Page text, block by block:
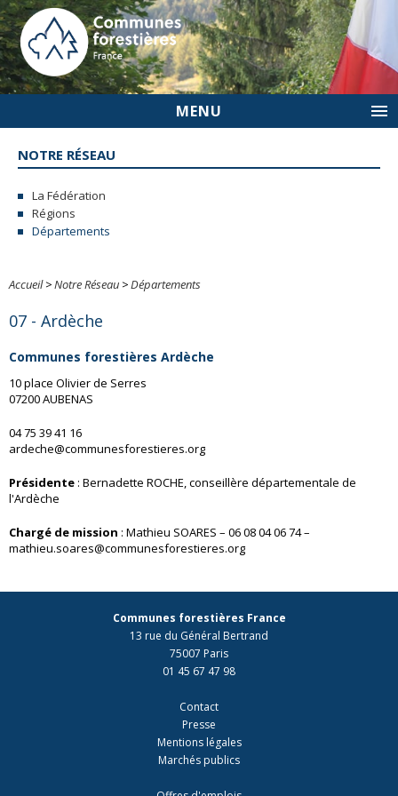
MENU
NOTRE RÉSEAU
La Fédération
Régions
Départements
Accueil>Notre Réseau >Départements
07 - Ardèche
Communes forestières Ardèche
10 place Olivier de Serres
07200 AUBENAS
04 75 39 41 16
ardeche@communesforestieres.org
Présidente : Bernadette ROCHE, conseillère départementale de
l'Ardèche
Chargé de mission : Mathieu SOARES – 06 08 04 06 74 –
mathieu.soares@communesforestieres.org
Communes forestières France
13 rue du Général Bertrand
75007 Paris
01 45 67 47 98
Contact
Presse
Mentions légales
Marchés publics